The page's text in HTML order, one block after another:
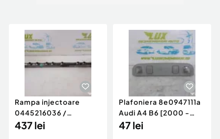
Rampa injectoare
0445216036 /
780542302 3.0 d 313
437 lei
Plafoniera 8e0947111a
Audi A4 B6 [2000 -
2005]
47 lei